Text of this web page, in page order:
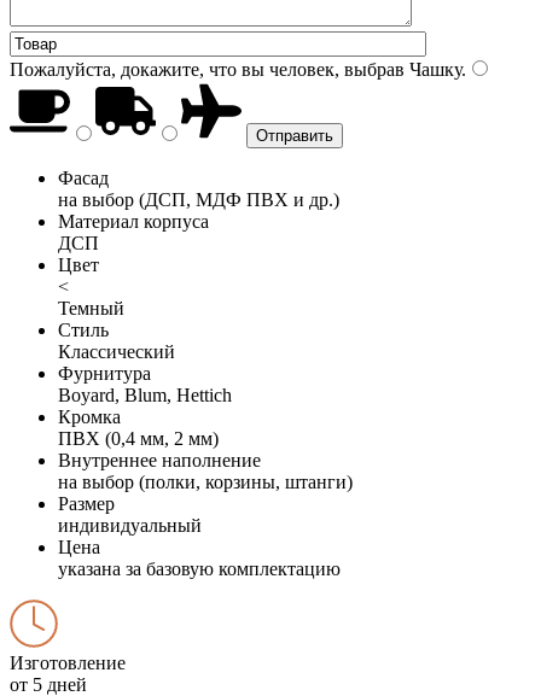
Пожалуйста, докажите, что вы человек, выбрав Чашку.
Фасад
на выбор (ДСП, МДФ ПВХ и др.)
Материал корпуса
ДСП
Цвет
<
Темный
Стиль
Классический
Фурнитура
Boyard, Blum, Hettich
Кромка
ПВХ (0,4 мм, 2 мм)
Внутреннее наполнение
на выбор (полки, корзины, штанги)
Размер
индивидуальный
Цена
указана за базовую комплектацию
Изготовление
от 5 дней